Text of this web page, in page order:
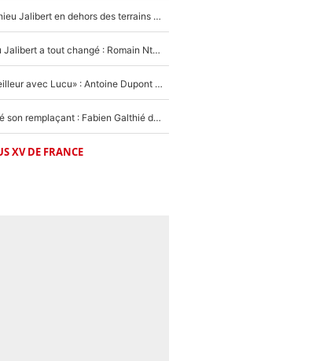
La raison d'être de Matthieu Jalibert en dehors des terrains de rugby : «Ça m'atteint autant que si tu touches à un membre de ma famille»
XV de France - Matthieu Jalibert a tout changé : Romain Ntamack doit-il s’inquiéter pour sa place à un an de la Coupe du monde ?
«Le XV de France est meilleur avec Lucu» : Antoine Dupont doit-il s’inquiéter pour sa place ?
Le XV de France a trouvé son remplaçant : Fabien Galthié doit-il se passer d'Antoine Dupont ?
XV DE FRANCE